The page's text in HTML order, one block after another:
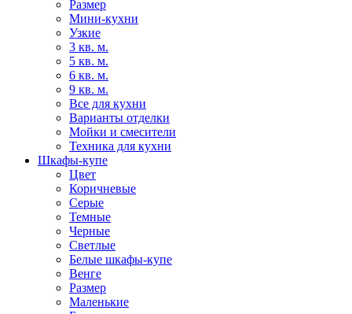
Размер
Мини-кухни
Узкие
3 кв. м.
5 кв. м.
6 кв. м.
9 кв. м.
Все для кухни
Варианты отделки
Мойки и смесители
Техника для кухни
Шкафы-купе
Цвет
Коричневые
Серые
Темные
Черные
Светлые
Белые шкафы-купе
Венге
Размер
Маленькие